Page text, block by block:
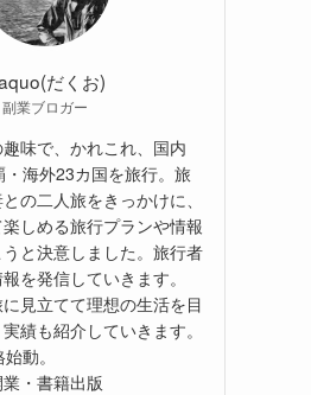
だくお)
副業ブロガー
味で、かれこれ、国内
海外23カ国を旅行。旅
の二人旅をきっかけに、
しめる旅行プランや情報
と決意しました。旅行者
を発信していきます。
見立てて理想の生活を目
績も紹介していきます。
動。
・書籍出版